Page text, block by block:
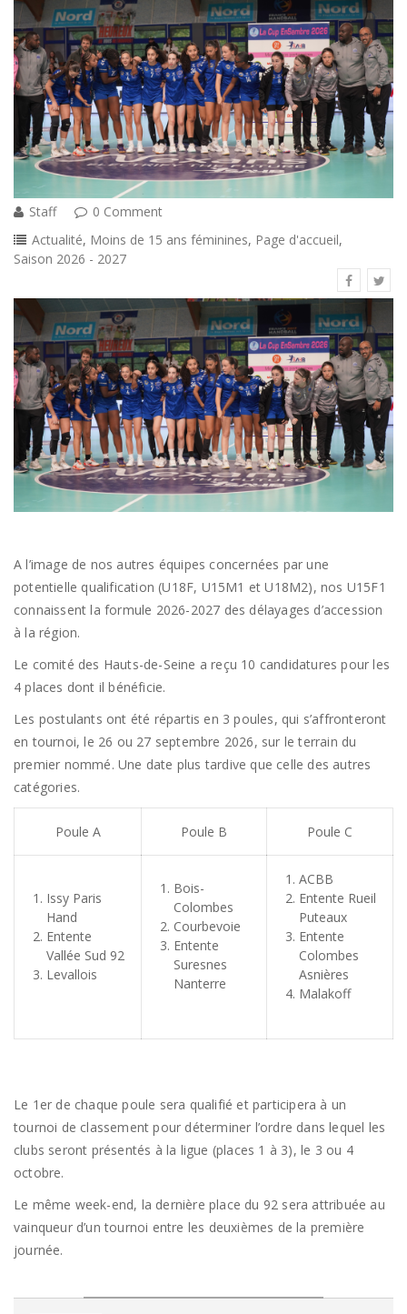
Staff
0 Comment
Actualité, Moins de 15 ans féminines, Page d'accueil,
Saison 2026 - 2027
A l’image de nos autres équipes concernées par une
potentielle qualification (U18F, U15M1 et U18M2), nos U15F1
connaissent la formule 2026-2027 des délayages d’accession
à la région.
Le comité des Hauts-de-Seine a reçu 10 candidatures pour les
4 places dont il bénéficie.
Les postulants ont été répartis en 3 poules, qui s’affronteront
en tournoi, le 26 ou 27 septembre 2026, sur le terrain du
premier nommé. Une date plus tardive que celle des autres
catégories.
Poule A Poule B Poule C
Issy Paris
Hand
Entente
Vallée Sud 92
Levallois
Bois-
Colombes
Courbevoie
Entente
Suresnes
Nanterre
ACBB
Entente Rueil
Puteaux
Entente
Colombes
Asnières
Malakoff
Le 1er de chaque poule sera qualifié et participera à un
tournoi de classement pour déterminer l’ordre dans lequel les
clubs seront présentés à la ligue (places 1 à 3), le 3 ou 4
octobre.
Le même week-end, la dernière place du 92 sera attribuée au
vainqueur d’un tournoi entre les deuxièmes de la première
journée.